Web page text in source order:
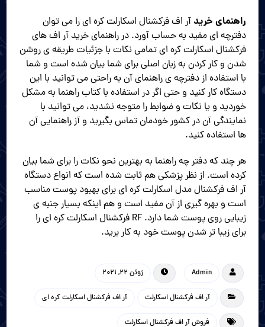
راهنمای خرید آر اف فرکشنال اسکارلت کره ای را می توان
دفترچه ای مفید به حساب آورد. در راهنمای خرید آر اف های
فرکشنال اسکارلت کره ای تمامی نکات با جزئیات طریقه ی روشن
شدن و کار کردن به زبان اصلی برای شما بیان شده است و شما
با استفاده از دفترچه ی راهنمای آن به راحتی می توانید با این
دستگاه کار کنید و حتی اگر در استفاده با کتاب راهنما به مشکل
خوردید و یا نکات و ضوابط را متوجه نشدید، می توانید با
نمایندگی آن در کشور خودمان تماس بگیرید و آز راهنمایی آن
ها استفاده کنید.
هر چند که دفتر چه راهنما به بهترین نحو نکات را برای شما بیان
کرده است. از نظر پزشکی هم ثابت شده است که انواع دستگاه
آر اف فرکشنال مدل اسکارلت کره ای برای بهبود پوست مناسب
است و بهره گیری از آن مفید است و هم اینکه بسیار جنبه ی
زیبایی روی پوست شما دارد. RF فرکشنال اسکارلت کره ای را
برای زیبا تر شدن پوست خود به کار برید.
Admin ژوئن 22, 2021
آر اف فرکشنال اسکارلت آر اف فرکشنال اسکارلت کره ای
فروش آر اف فرکشنال اسکارلت